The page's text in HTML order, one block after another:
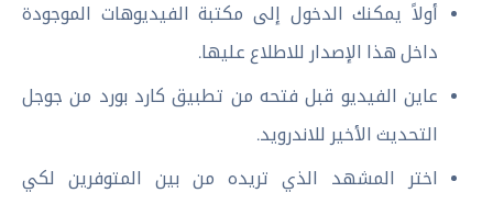
أولاً يمكنك الدخول إلى مكتبة الفيديوهات الموجودة
داخل هذا الإصدار للاطلاع عليها.
عاين الفيديو قبل فتحه من تطبيق كارد بورد من جوجل
التحديث الأخير للاندرويد.
اختر المشهد الذي تريده من بين المتوفرين لكي